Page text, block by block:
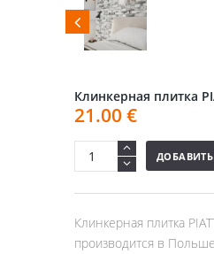
Клинкерная плитка
21.00 €
Клинкерная плитка
производится в